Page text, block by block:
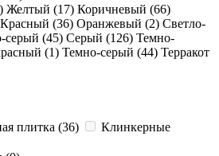
) Желтый (17) Коричневый (66)
Красный (36) Оранжевый (2) Светло-
серый (45) Серый (126) Темно-
(1) Темно-серый (44) Терракот
плитка (36)
Клинкерные